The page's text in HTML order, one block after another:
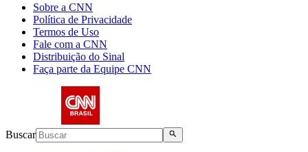
Sobre a CNN
Política de Privacidade
Termos de Uso
Fale com a CNN
Distribuição do Sinal
Faça parte da Equipe CNN
Buscar